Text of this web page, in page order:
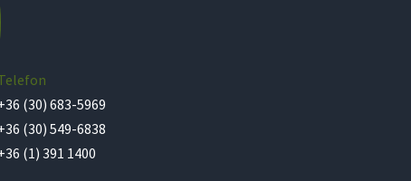
(30) 683-5969
(30) 549-6838
(1) 391 1400